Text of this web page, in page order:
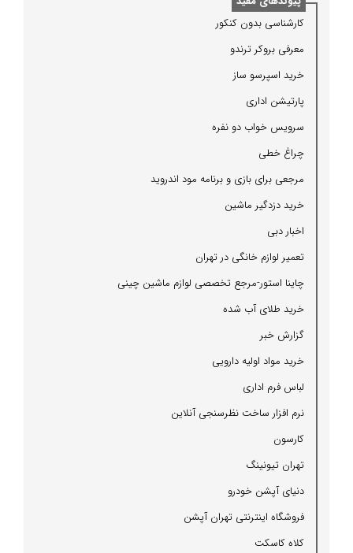
كارشناسی بدون كنكور
معرفی بروكر ترندو
خرید اسپرسو ساز
پارتیشن اداری
سرویس خواب دو نفره
چراغ خطی
مرجعی برای بازی و برنامه مود اندروید
خرید دزدگیر ماشین
اخبار دبی
تعمیر لوازم خانگی در تهران
چاینا استور-مرجع تخصصی لوازم ماشین چینی
خرید طلای آب شده
گزارش خبر
خرید مواد اولیه دارویی
لباس فرم اداری
نرم افزار ساخت نظرسنجی آنلاین
كارسون
تهران تیونینگ
دنیای آپشن خودرو
فروشگاه اینترنتی تهران آپشن
كلاه كاسكت